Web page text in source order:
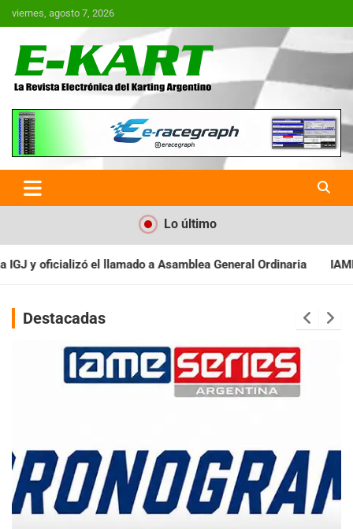
Saltar
al
viernes, agosto 7, 2026
E-Kart.com.ar | La Revista
Electrónica del Karting en
Argentina
Lo último
General Ordinaria IAME SERIES ARGENTINA:
Destacadas